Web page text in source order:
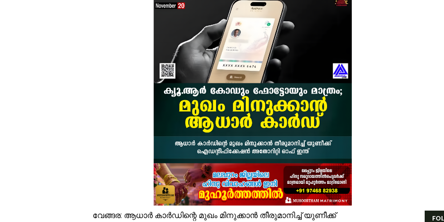
പൈതൃക യാത്രയോടെ വേങ്ങര മേഖല എസ്.ജെ.എം മുഅല്ലിം സമ്മേളന
കൂരിയാട് വ്യാപാരി വ്യവസായി ഏകോപന സമിതിയുടെ നേതൃത്വത്തിൽ
വിവരാവകാശ നിയമപ്രകാരം വിവരം സൗജന്യമായി നൽകണം;
അതിശക്തമായ മഴ തുടരും; എട്ട് ജില്ലകളിൽ റെഡ് അലർട്ട്
മൊബൈല്‍ ഉപയോക്താക്കള്‍ക്ക് തിരിച്ചടി; നിരക്കുകള്‍ വീണ്ടും കുത്തനെ
രക്ഷാപ്രവർത്തനത്തിനിടെ കാര്യങ്കോട്
പ്രളയക്കെടുതി പ്രതിരോധം: വേങ്ങര പഞ്ചായപ്പിൽ സന്നദ്ധ
വേങ്ങര ജി.വി.എച്ച്.എസ്.എസിന് സമീപം റോഡരികിലെ പഴയ വാഹനങ്ങൾ
ഓണം അടുത്തെത്തി; ഏത്തപ്പഴത്തിന് പൊള്ളുന്ന വില നാൽപതിൽനിന്ന് 65-
ഓണാഘോഷ ദിവസവും എട്ടാം ക്ലാസുകാർക്ക് പരീക്ഷ; ടൈംടേബിൾ
സര്‍ക്കിള്‍ ഓഫീസ് തിരൂരങ്ങാടിയില്‍ തന്നെ; പുനരാരംഭത്തിന് നടപടികള്‍
വേങ്ങര: ആധാർ കാർഡിന്റെ മുഖം മിനുക്കാൻ തീരുമാനിച്ച് യുണീക്ക്